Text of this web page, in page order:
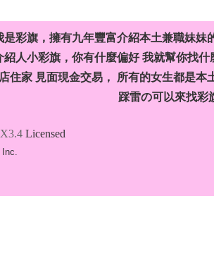
是彩旗，擁有九年豐富介紹本土兼職妹
紹人小彩旗，你有什麼偏好 我就幫你找
住家 見面現金交易， 所有的女生都是
踩雷の可以來找彩
X3.4 Licensed
Inc.